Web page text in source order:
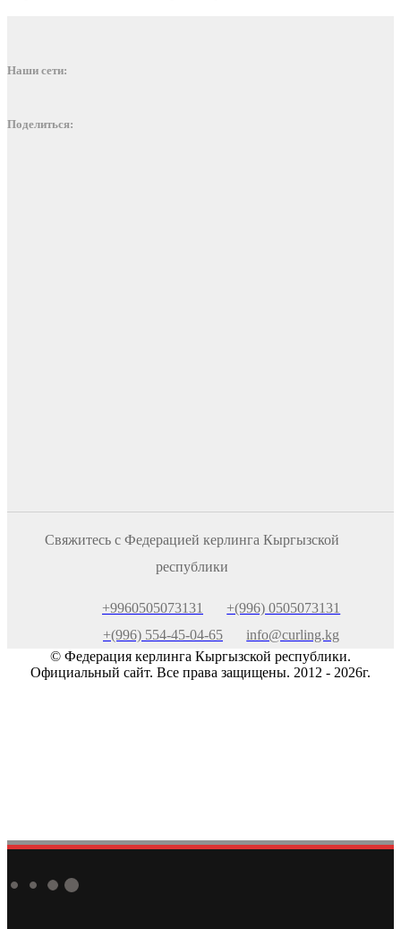
Наши сети:
Поделиться:
Свяжитесь с Федерацией керлинга Кыргызской
республики
+9960505073131
+(996) 0505073131
+(996) 554-45-04-65
info@curling.kg
© Федерация керлинга Кыргызской республики.
Официальный сайт. Все права защищены. 2012 - 2026г.